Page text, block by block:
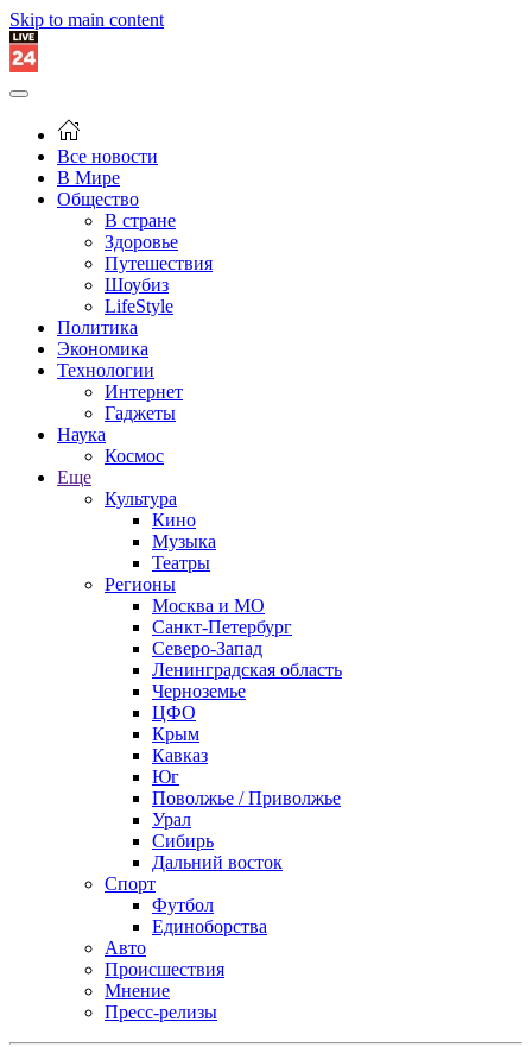
Skip to main content
Все новости
В Мире
Общество
В стране
Здоровье
Путешествия
Шоубиз
LifeStyle
Политика
Экономика
Технологии
Интернет
Гаджеты
Наука
Космос
Еще
Культура
Кино
Музыка
Театры
Регионы
Москва и МО
Санкт-Петербург
Северо-Запад
Ленинградская область
Черноземье
ЦФО
Крым
Кавказ
Юг
Поволжье / Приволжье
Урал
Сибирь
Дальний восток
Спорт
Футбол
Единоборства
Авто
Происшествия
Мнение
Пресс-релизы